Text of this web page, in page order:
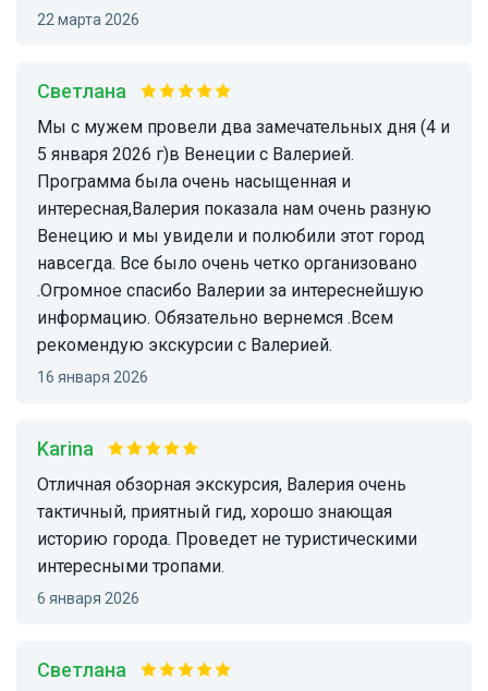
22 марта 2026
Светлана
Мы с мужем провели два замечательных дня (4 и
5 января 2026 г)в Венеции с Валерией.
Программа была очень насыщенная и
интересная,Валерия показала нам очень разную
Венецию и мы увидели и полюбили этот город
навсегда. Все было очень четко организовано
.Огромное спасибо Валерии за интереснейшую
информацию. Обязательно вернемся .Всем
рекомендую экскурсии с Валерией.
16 января 2026
Karina
Отличная обзорная экскурсия, Валерия очень
тактичный, приятный гид, хорошо знающая
историю города. Проведет не туристическими
интересными тропами.
6 января 2026
Светлана